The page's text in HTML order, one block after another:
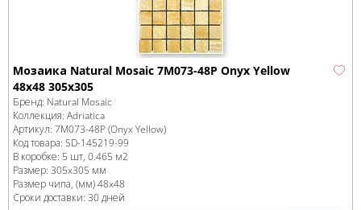
Мозаика Natural Mosaic 7M073-48P Onyx Yellow
48x48 305х305
Бренд: Natural Mosaic
Коллекция: Adriatica
Артикул: 7M073-48P (Onyx Yellow)
Код товара: SD-145219-99
В коробке: 5 шт, 0.465 м2
Размер: 305x305 мм
Размер чипа, (мм)48x48
Сроки доставки: 30 дней